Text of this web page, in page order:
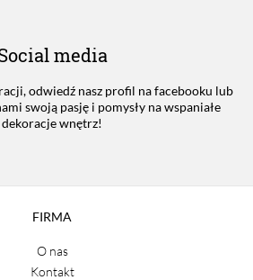
media
odwiedź nasz profil na facebooku lub
swoją pasję i pomysły na wspaniałe
dekoracje wnętrz!
FIRMA
O nas
Kontakt